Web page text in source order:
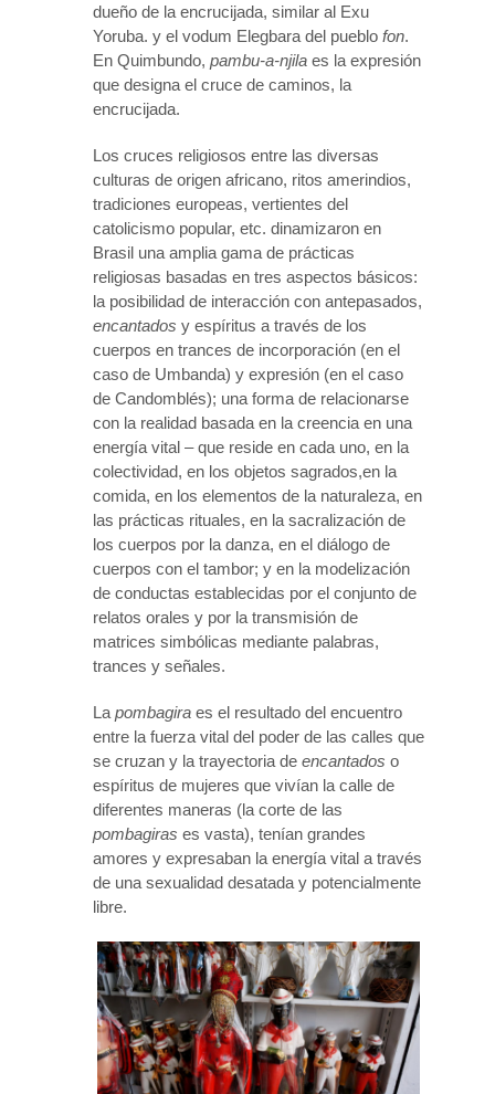
dueño de la encrucijada, similar al Exu
Yoruba. y el vodum Elegbara del pueblo fon.
En Quimbundo, pambu-a-njila es la expresión
que designa el cruce de caminos, la
encrucijada.
Los cruces religiosos entre las diversas
culturas de origen africano, ritos amerindios,
tradiciones europeas, vertientes del
catolicismo popular, etc. dinamizaron en
Brasil una amplia gama de prácticas
religiosas basadas en tres aspectos básicos:
la posibilidad de interacción con antepasados,
encantados y espíritus a través de los
cuerpos en trances de incorporación (en el
caso de Umbanda) y expresión (en el caso
de Candomblés); una forma de relacionarse
con la realidad basada en la creencia en una
energía vital – que reside en cada uno, en la
colectividad, en los objetos sagrados,en la
comida, en los elementos de la naturaleza, en
las prácticas rituales, en la sacralización de
los cuerpos por la danza, en el diálogo de
cuerpos con el tambor; y en la modelización
de conductas establecidas por el conjunto de
relatos orales y por la transmisión de
matrices simbólicas mediante palabras,
trances y señales.
Lapombagira es el resultado del encuentro
entre la fuerza vital del poder de las calles que
se cruzan y la trayectoria de encantados o
espíritus de mujeres que vivían la calle de
diferentes maneras (la corte de las
pombagiras es vasta), tenían grandes
amores y expresaban la energía vital a través
de una sexualidad desatada y potencialmente
libre.